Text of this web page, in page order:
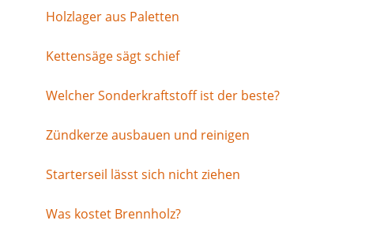
Holzlager aus Paletten
Kettensäge sägt schief
Welcher Sonderkraftstoff ist der beste?
Zündkerze ausbauen und reinigen
Starterseil lässt sich nicht ziehen
Was kostet Brennholz?